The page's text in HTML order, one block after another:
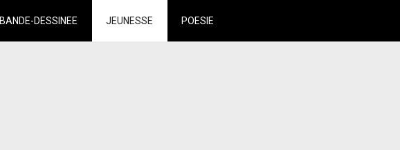
BANDE-DESSINEE JEUNESSE POESIE